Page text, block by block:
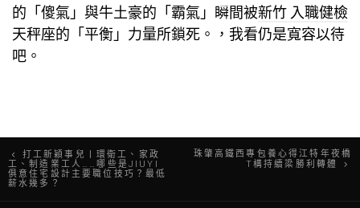
的「傻氣」與牛土豪的「霸氣」瞬間被新竹 入職健檢
天秤座的「平衡」力量所鎖死。，我看仍是寬容以待
吧。
文
章
打工新穎事兒丨環衛工、家政
工、制造業工人……哪些是JIUYI
俱意住宅設計主要職位技巧？最低
薪水幾多？
珠肇高鐵西專包養心得江特年夜橋
T構持續梁勝利轉體